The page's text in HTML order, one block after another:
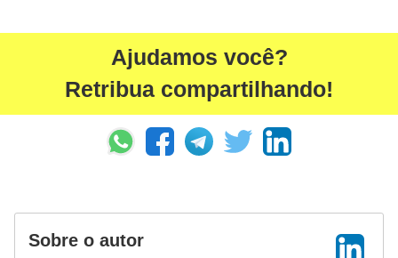
Ajudamos você?
Retribua compartilhando!
Sobre o autor